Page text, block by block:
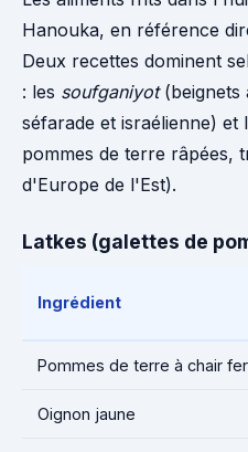
Hanouka, en référence
Deux recettes dominent
: les soufganiyot(beignets
séfarade et israélienne) et
pommes de terre râpées,
d'Europe de l'Est).
Latkes (galettes de
Ingrédient
Pommes de terre à chair
Oignon jaune